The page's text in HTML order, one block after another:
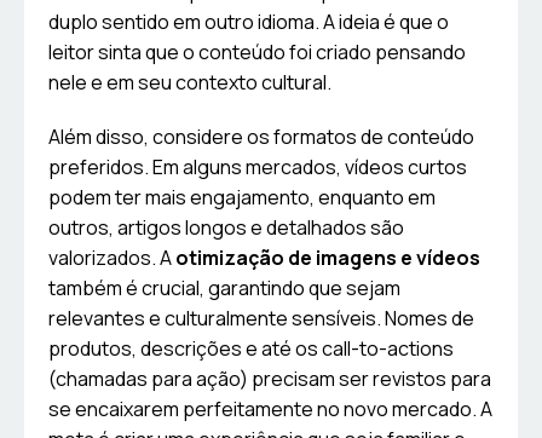
duplo sentido em outro idioma. A ideia é que o
leitor sinta que o conteúdo foi criado pensando
nele e em seu contexto cultural.
Além disso, considere os formatos de conteúdo
preferidos. Em alguns mercados, vídeos curtos
podem ter mais engajamento, enquanto em
outros, artigos longos e detalhados são
valorizados. Aotimização de imagens e vídeos
também é crucial, garantindo que sejam
relevantes e culturalmente sensíveis. Nomes de
produtos, descrições e até os call-to-actions
(chamadas para ação) precisam ser revistos para
se encaixarem perfeitamente no novo mercado. A